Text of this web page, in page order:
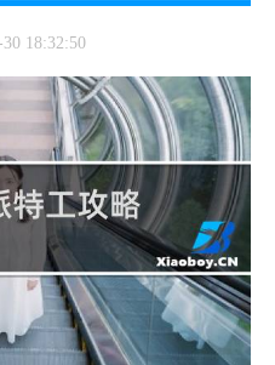
18:32:50